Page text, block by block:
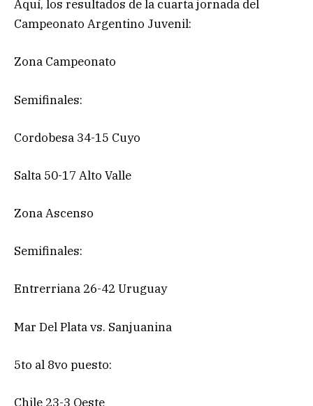
Aquí, los resultados de la cuarta jornada del
Campeonato Argentino Juvenil:
Zona Campeonato
Semifinales:
Cordobesa 34-15 Cuyo
Salta 50-17 Alto Valle
Zona Ascenso
Semifinales:
Entrerriana 26-42 Uruguay
Mar Del Plata vs. Sanjuanina
5to al 8vo puesto:
Chile 23-3 Oeste